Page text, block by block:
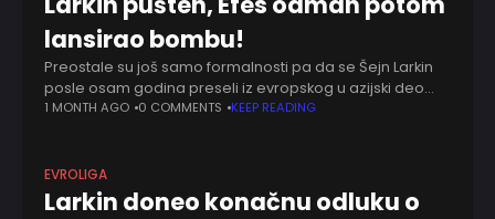
lansirao bombu!
Preostale su još samo formalnosti pa da se Šejn Larkin
posle osam godina preseli iz evropskog u azijski deo
Istanbula. Dugo je bio zaštitno lice Efesa, a kada je došlo
1 MONTH AGO 0 COMMENTS KEEP READING
EVROLIGA
Larkin doneo konačnu odluku o